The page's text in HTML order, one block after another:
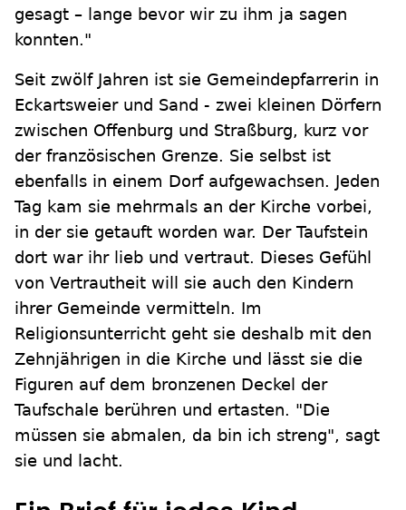
gesagt – lange bevor wir zu ihm ja sagen
konnten."
Seit zwölf Jahren ist sie Gemeindepfarrerin in
Eckartsweier und Sand - zwei kleinen Dörfern
zwischen Offenburg und Straßburg, kurz vor
der französischen Grenze. Sie selbst ist
ebenfalls in einem Dorf aufgewachsen. Jeden
Tag kam sie mehrmals an der Kirche vorbei,
in der sie getauft worden war. Der Taufstein
dort war ihr lieb und vertraut. Dieses Gefühl
von Vertrautheit will sie auch den Kindern
ihrer Gemeinde vermitteln. Im
Religionsunterricht geht sie deshalb mit den
Zehnjährigen in die Kirche und lässt sie die
Figuren auf dem bronzenen Deckel der
Taufschale berühren und ertasten. "Die
müssen sie abmalen, da bin ich streng", sagt
sie und lacht.